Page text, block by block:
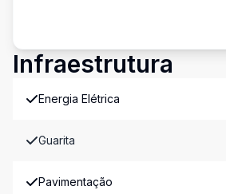
Infraestrutura
Energia Elétrica
Guarita
Pavimentação